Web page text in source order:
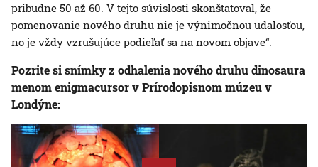
pribudne 50 až 60. V tejto súvislosti skonštatoval, že
pomenovanie nového druhu nie je výnimočnou udalosťou,
no je vždy vzrušujúce podieľať sa na novom objave“.
Pozrite si snímky z odhalenia nového druhu dinosaura
menom enigmacursor v Prírodopisnom múzeu v
Londýne: